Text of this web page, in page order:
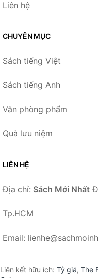
Liên hệ
CHUYÊN MỤC
Sách tiếng Việt
Sách tiếng Anh
Văn phòng phẩm
Quà lưu niệm
LIÊN HỆ
Địa chỉ: Sách Mới Nhất
Tp.HCM
Email:
Liên kết hữu ích: Tỷ giá, The